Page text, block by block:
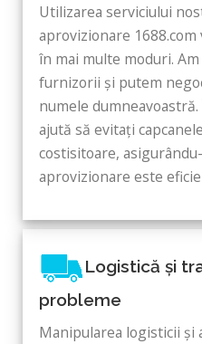
Utilizarea serviciului
aprovizionare
în mai multe moduri.
furnizorii și putem
numele
ajută să evitați
costisitoare,
aprovizionare este
Logistică și
probleme
Manipularea logisticii